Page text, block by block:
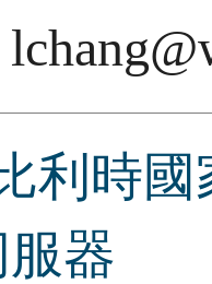
利時
器